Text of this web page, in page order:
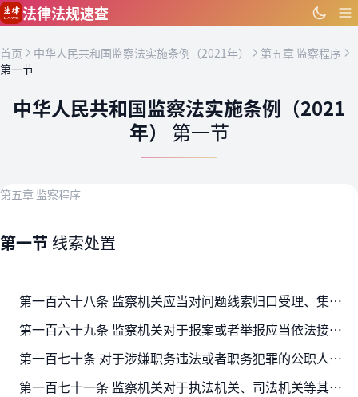
跳到主要内容
法律法规速查
首页 中华人民共和国监察法实施条例（2021年）
第五章 监察程序
第一节
中华人民共和国监察法实施条例（2021
年） 第一节
第五章 监察程序
第一节 线索处置
第一百六十八条 监察机关应当对问题线索归口受理、集中管理、分类处置、定期清理。
第一百六十九条 监察机关对于报案或者举报应当依法接受。属于本级监察机关管辖的，依法予以受理；属于其他监察机关管辖的，应当在五个工作日以内予以转送。
第一百七十条 对于涉嫌职务违法或者职务犯罪的公职人员主动投案的，应当依法接待和办理。
第一百七十一条 监察机关对于执法机关、司法机关等其他机关移送的问题线索，应当及时审核，并按照下列方式办理：